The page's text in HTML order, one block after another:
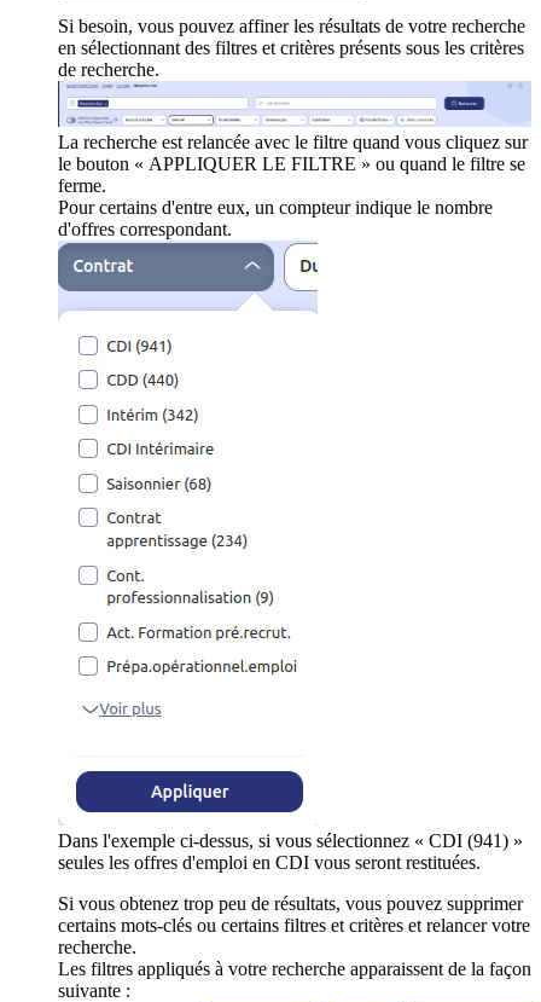
Si besoin, vous pouvez affiner les résultats de votre recherche
en sélectionnant des filtres et critères présents sous les critères
de recherche.
La recherche est relancée avec le filtre quand vous cliquez sur
le bouton « APPLIQUER LE FILTRE » ou quand le filtre se
ferme.
Pour certains d'entre eux, un compteur indique le nombre
d'offres correspondant.
Dans l'exemple ci-dessus, si vous sélectionnez « CDI (941) »
seules les offres d'emploi en CDI vous seront restituées.
Si vous obtenez trop peu de résultats, vous pouvez supprimer
certains mots-clés ou certains filtres et critères et relancer votre
recherche.
Les filtres appliqués à votre recherche apparaissent de la façon
suivante :